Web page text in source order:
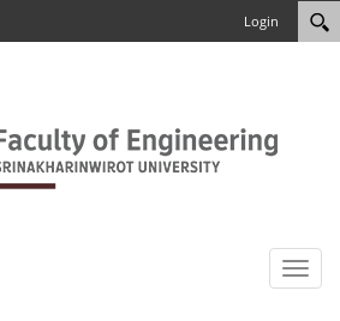
Login
Toggle